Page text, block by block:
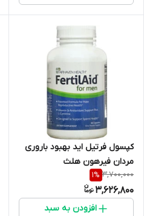
کپسول فرتیل اید بهبود باروری
مردان فیرهون هلث
3,700,000
1%
3,626,800
افزودن به سبد